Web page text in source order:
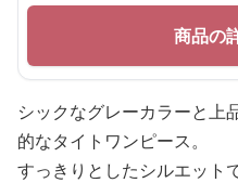
商品の
シックなグレーカラーと上
的なタイトワンピース。
すっきりとしたシルエット